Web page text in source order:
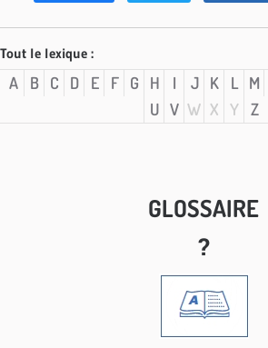
Tout le lexique :
A B C D E F G H I J K L M
U V W X Y Z
GLOSSAIRE
?